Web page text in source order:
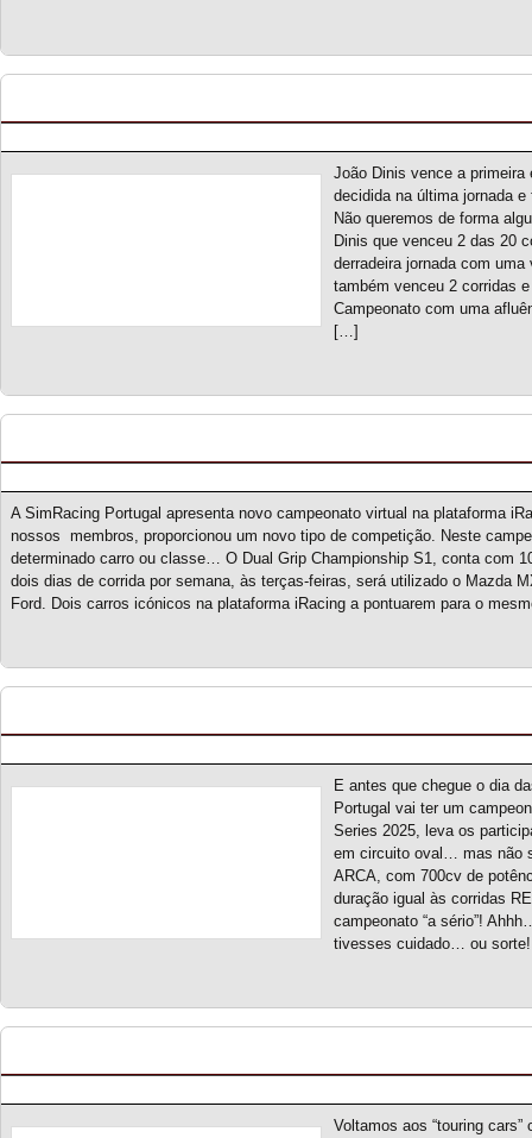
João Dinis vence a
decidida na última jornada
Não queremos de forma
Dinis que venceu 2 das 20
derradeira jornada com
também venceu 2 corridas
Campeonato com uma
[…]
A SimRacing Portugal apresenta novo campeonato virtual na plataforma
nossos membros, proporcionou um novo tipo de competição. Neste
determinado carro ou classe… O Dual Grip Championship S1, conta com
dois dias de corrida por semana, às terças-feiras, será utilizado o Mazda
Ford. Dois carros icónicos na plataforma iRacing a pontuarem para o
E antes que chegue o dia
Portugal vai ter um
Series 2025, leva os
em circuito oval… mas não
ARCA, com 700cv de
duração igual às corridas
campeonato “a sério”!
tivesses cuidado… ou
Voltamos aos “touring